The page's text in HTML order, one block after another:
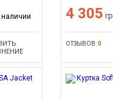
наличии 4 305
ОТЗЫВОВ:0